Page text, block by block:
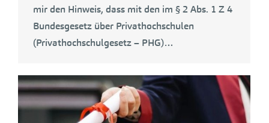
mir den Hinweis, dass mit den im § 2 Abs. 1 Z 4
Bundesgesetz über Privathochschulen
(Privathochschulgesetz – PHG)…